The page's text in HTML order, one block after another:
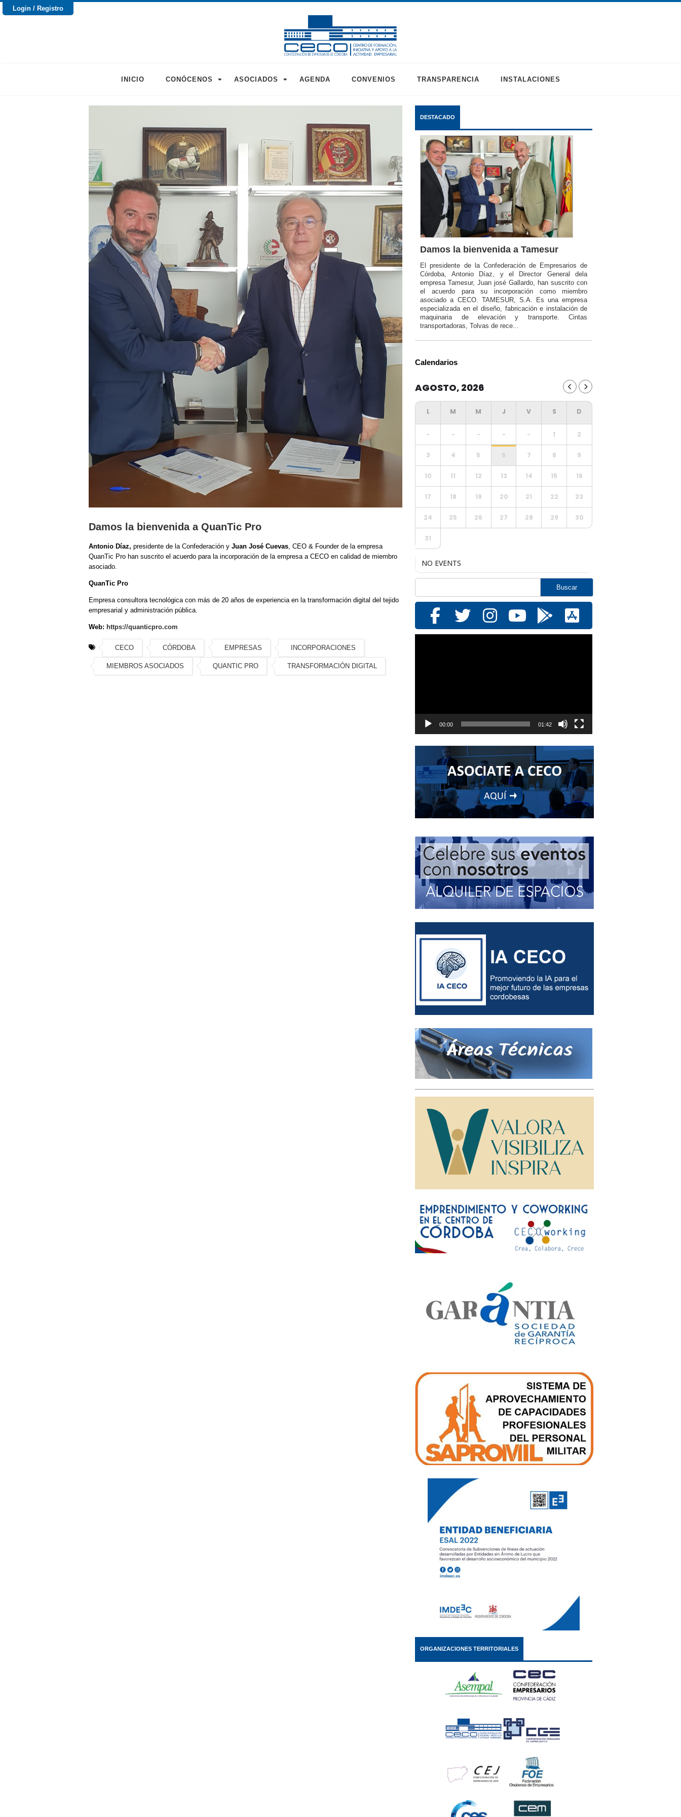
Login / Registro
INICIO CONÓCENOS ASOCIADOS AGENDA CONVENIOS TRANSPARENCIA INSTALACIONES
Damos la bienvenida a QuanTic Pro
Antonio Díaz, presidente de la Confederación y Juan José Cuevas, CEO & Founderde la empresa
QuanTic Pro han suscrito el acuerdo para la incorporación de la empresa a CECO en calidad de miembro
asociado.
QuanTic Pro
Empresa consultora tecnológica con más de 20 años de experiencia en la transformación digital del tejido
empresarial y administración pública.
Web: https://quanticpro.com
CECO CÓRDOBA EMPRESAS INCORPORACIONES
MIEMBROS ASOCIADOS QUANTIC PRO TRANSFORMACIÓN DIGITAL
DESTACADO
Damos la bienvenida a Tamesur
El presidente de la Confederación de Empresarios de
Córdoba, Antonio Díaz, y el Director General dela
empresa Tamesur, Juan josé Gallardo, han suscrito con
el acuerdo para su incorporación como miembro
asociado a CECO. TAMESUR, S.A. Es una empresa
especializada en el diseño, fabricación e instalación de
maquinaria de elevación y transporte. Cintas
transportadoras, Tolvas de rece...
Calendarios
AGOSTO, 2026
- - - - - 1 2
3 4 5 6 7 8 9
10 11 12 13 14 15 16
17 18 19 20 21 22 23
24 25 26 27 28 29 30
31
NO EVENTS
00:00 01:42
ORGANIZACIONES TERRITORIALES